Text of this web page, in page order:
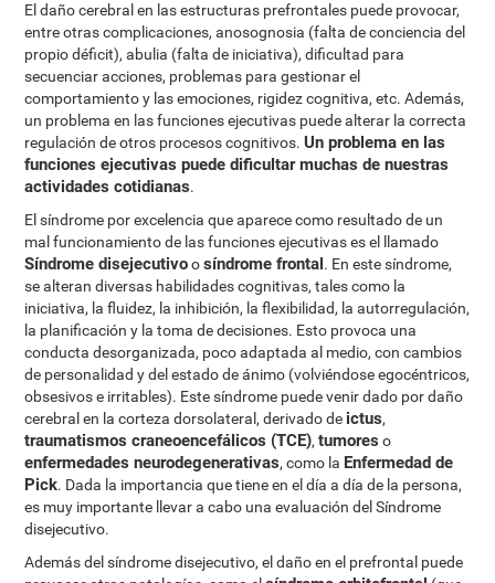
El daño cerebral en las estructuras prefrontales puede provocar,
entre otras complicaciones, anosognosia (falta de conciencia del
propio déficit), abulia (falta de iniciativa), dificultad para
secuenciar acciones, problemas para gestionar el
comportamiento y las emociones, rigidez cognitiva, etc. Además,
un problema en las funciones ejecutivas puede alterar la correcta
regulación de otros procesos cognitivos.Un problema en las
funciones ejecutivas puede dificultar muchas de nuestras
actividades cotidianas.
El síndrome por excelencia que aparece como resultado de un
mal funcionamiento de las funciones ejecutivas es el llamado
Síndrome disejecutivoosíndrome frontal. En este síndrome,
se alteran diversas habilidades cognitivas, tales como la
iniciativa, la fluidez, la inhibición, la flexibilidad, la autorregulación,
la planificación y la toma de decisiones. Esto provoca una
conducta desorganizada, poco adaptada al medio, con cambios
de personalidad y del estado de ánimo (volviéndose egocéntricos,
obsesivos e irritables). Este síndrome puede venir dado por daño
cerebral en la corteza dorsolateral, derivado de ictus,
traumatismos craneoencefálicos (TCE),tumores o
enfermedades neurodegenerativas, como la Enfermedad de
Pick. Dada la importancia que tiene en el día a día de la persona,
es muy importante llevar a cabo una evaluación del Síndrome
disejecutivo.
Además del síndrome disejecutivo, el daño en el prefrontal puede